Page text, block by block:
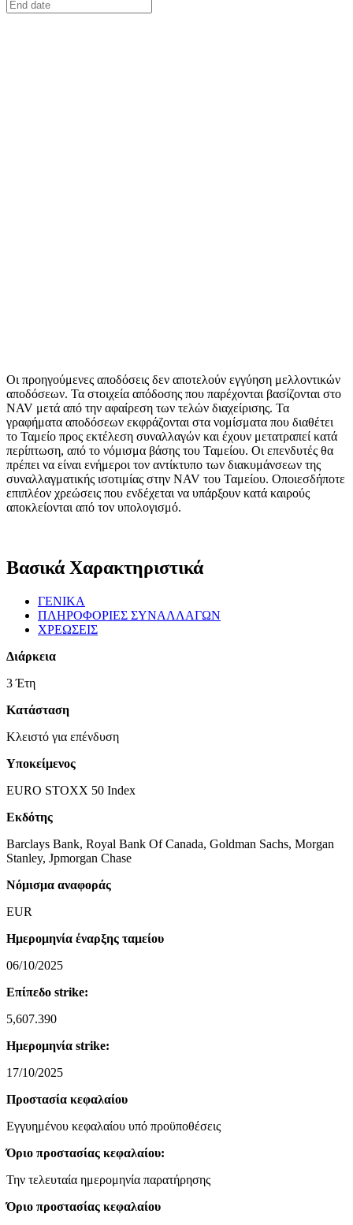
Οι προηγούμενες αποδόσεις δεν αποτελούν εγγύηση μελλοντικών
αποδόσεων. Τα στοιχεία απόδοσης που παρέχονται βασίζονται στο
NAV μετά από την αφαίρεση των τελών διαχείρισης. Τα
γραφήματα αποδόσεων εκφράζονται στα νομίσματα που διαθέτει
το Ταμείο προς εκτέλεση συναλλαγών και έχουν μετατραπεί κατά
περίπτωση, από το νόμισμα βάσης του Ταμείου. Οι επενδυτές θα
πρέπει να είναι ενήμεροι τον αντίκτυπο των διακυμάνσεων της
συναλλαγματικής ισοτιμίας στην NAV του Ταμείου. Οποιεσδήποτε
επιπλέον χρεώσεις που ενδέχεται να υπάρξουν κατά καιρούς
αποκλείονται από τον υπολογισμό.
Βασικά Χαρακτηριστικά
ΓΕΝΙΚΑ
ΠΛΗΡΟΦΟΡΙΕΣ ΣΥΝΑΛΛΑΓΩΝ
ΧΡΕΩΣΕΙΣ
Διάρκεια
3 Έτη
Κατάσταση
Κλειστό για επένδυση
Υποκείμενος
EURO STOXX 50 Index
Εκδότης
Barclays Bank, Royal Bank Of Canada, Goldman Sachs, Morgan
Stanley, Jpmorgan Chase
Νόμισμα αναφοράς
EUR
Ημερομηνία έναρξης ταμείου
06/10/2025
Επίπεδο strike:
5,607.390
Ημερομηνία strike:
17/10/2025
Προστασία κεφαλαίου
Εγγυημένου κεφαλαίου υπό προϋποθέσεις
Όριο προστασίας κεφαλαίου:
Την τελευταία ημερομηνία παρατήρησης
Όριο προστασίας κεφαλαίου